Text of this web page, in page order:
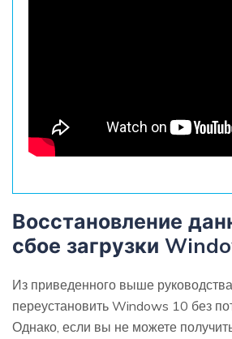
Восстановление
сбое загрузки
Из приведенного выше
переустановить Windows 10 без
Однако, если вы не можете